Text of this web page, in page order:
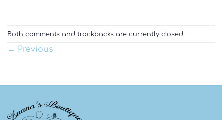
Both comments and trackbacks are currently closed.
← Previous